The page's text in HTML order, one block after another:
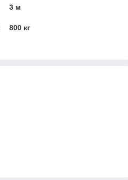
3 м
800 кг